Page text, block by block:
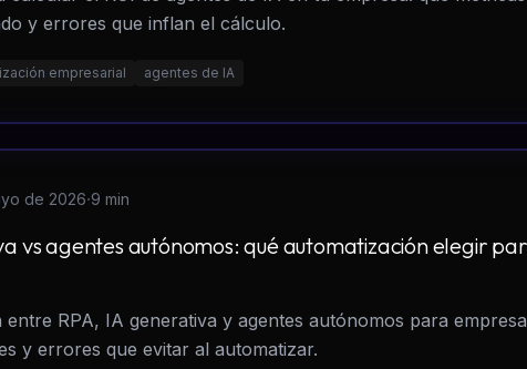
y errores que inflan el cálculo.
empresarial agentes de IA
de 2026·9 min
vs agentes autónomos: qué automatización elegir
RPA, IA generativa y agentes autónomos para
y errores que evitar al automatizar.